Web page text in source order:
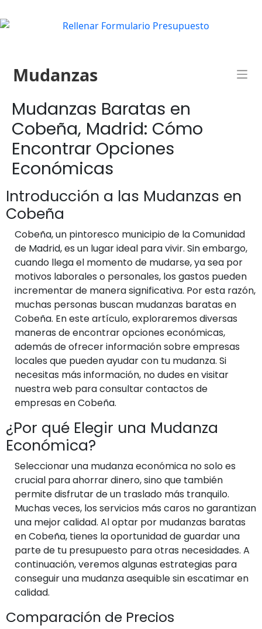
Mudanzas
Mudanzas Baratas en
Cobeña, Madrid: Cómo
Encontrar Opciones
Económicas
Introducción a las Mudanzas en
Cobeña
Cobeña, un pintoresco municipio de la Comunidad
de Madrid, es un lugar ideal para vivir. Sin embargo,
cuando llega el momento de mudarse, ya sea por
motivos laborales o personales, los gastos pueden
incrementar de manera significativa. Por esta razón,
muchas personas buscan mudanzas baratas en
Cobeña. En este artículo, exploraremos diversas
maneras de encontrar opciones económicas,
además de ofrecer información sobre empresas
locales que pueden ayudar con tu mudanza. Si
necesitas más información, no dudes en visitar
nuestra web para consultar contactos de
empresas en Cobeña.
¿Por qué Elegir una Mudanza
Económica?
Seleccionar una mudanza económica no solo es
crucial para ahorrar dinero, sino que también
permite disfrutar de un traslado más tranquilo.
Muchas veces, los servicios más caros no garantizan
una mejor calidad. Al optar por mudanzas baratas
en Cobeña, tienes la oportunidad de guardar una
parte de tu presupuesto para otras necesidades. A
continuación, veremos algunas estrategias para
conseguir una mudanza asequible sin escatimar en
calidad.
Comparación de Precios